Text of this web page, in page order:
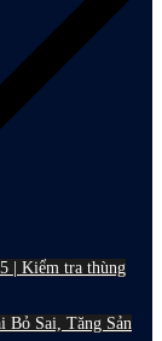
| Kiểm tra thùng
Bỏ Sai, Tăng Sản